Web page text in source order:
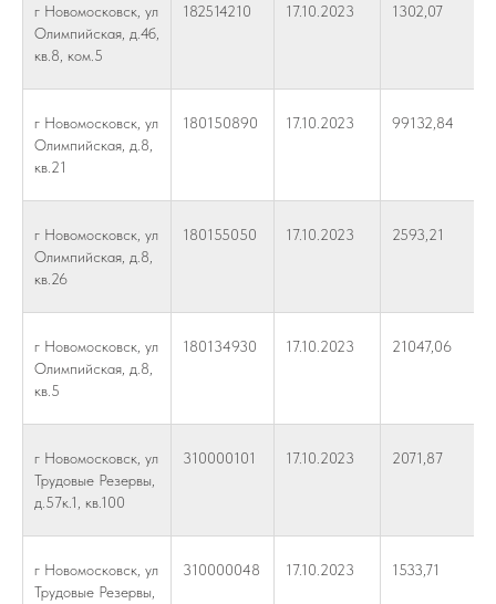
г Новомосковск, ул
Олимпийская, д.4б,
кв.8, ком.5
182514210 17.10.2023 1302,07
г Новомосковск, ул
Олимпийская, д.8,
кв.21
180150890 17.10.2023 99132,84
г Новомосковск, ул
Олимпийская, д.8,
кв.26
180155050 17.10.2023 2593,21
г Новомосковск, ул
Олимпийская, д.8,
кв.5
180134930 17.10.2023 21047,06
г Новомосковск, ул
Трудовые Резервы,
д.57к.1, кв.100
310000101 17.10.2023 2071,87
г Новомосковск, ул
Трудовые Резервы,
310000048 17.10.2023 1533,71